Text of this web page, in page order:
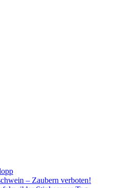
– Zaubern verboten!